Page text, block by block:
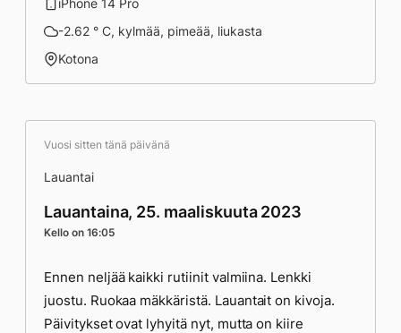
iPhone 14 Pro
-2.62 ° C, kylmää, pimeää, liukasta
Kotona
Vuosi sitten tänä päivänä
Lauantai
Lauantaina, 25. maaliskuuta 2023
Kello on 16:05
Ennen neljää kaikki rutiinit valmiina. Lenkki
juostu. Ruokaa mäkkäristä. Lauantait on kivoja.
Päivitykset ovat lyhyitä nyt, mutta on kiire